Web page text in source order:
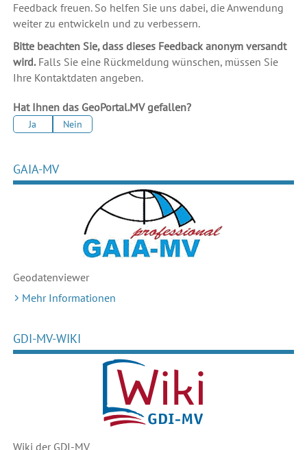
Feedback freuen. So helfen Sie uns dabei, die Anwendung
weiter zu entwickeln und zu verbessern.
Bitte beachten Sie, dass dieses Feedback anonym versandt
wird.Falls Sie eine Rückmeldung wünschen, müssen Sie
Ihre Kontaktdaten angeben.
Hat Ihnen das GeoPortal.MV gefallen?
Ja Nein
GAIA-MV
Geodatenviewer
Mehr Informationen
GDI-MV-WIKI
Wiki der GDI-MV